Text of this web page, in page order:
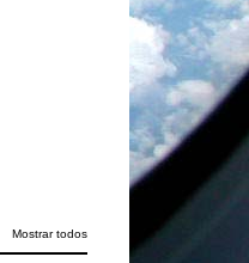
Mostrar todos